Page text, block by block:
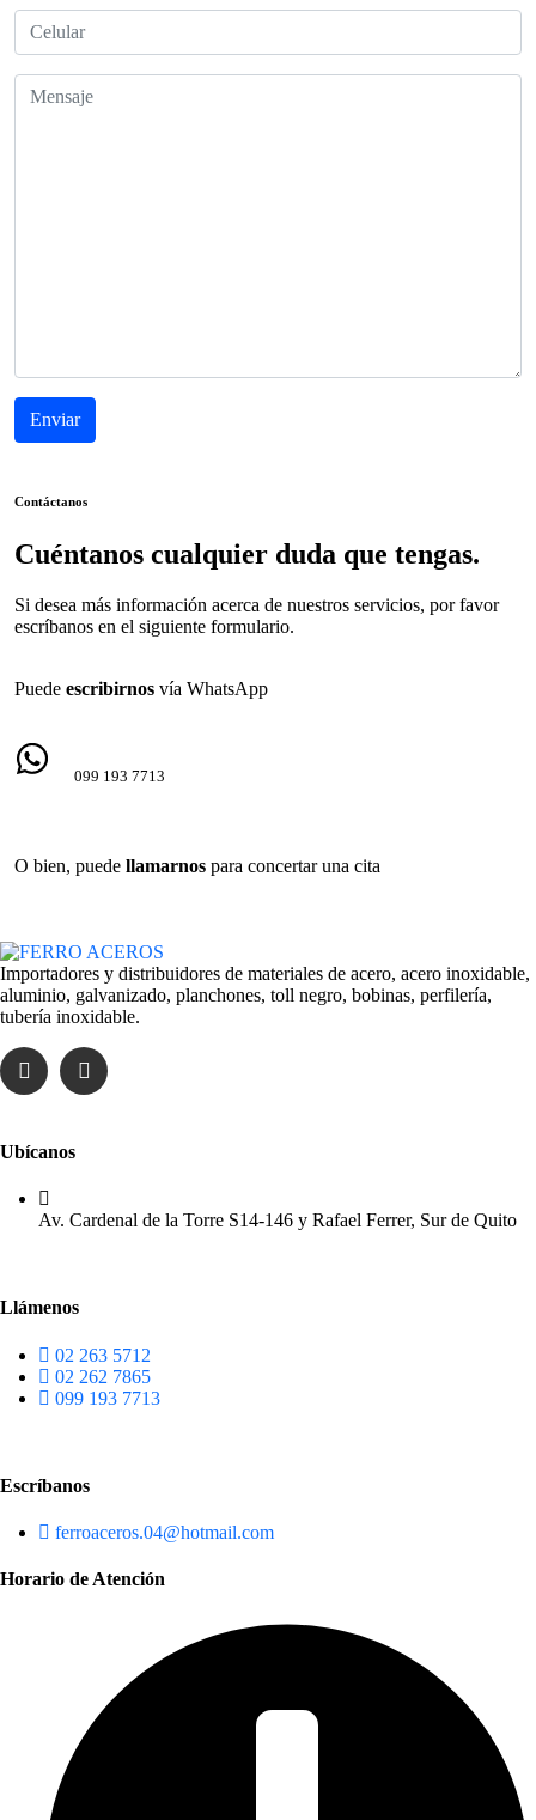
Contáctanos
Cuéntanos cualquier duda que tengas.
Si desea más información acerca de nuestros servicios, por favor
escríbanos en el siguiente formulario.
Puede escribirnos vía WhatsApp
099 193 7713
O bien, puede llamarnos para concertar una cita
Importadores y distribuidores de materiales de acero, acero inoxidable,
aluminio, galvanizado, planchones, toll negro, bobinas, perfilería,
tubería inoxidable.
Ubícanos
Av. Cardenal de la Torre S14-146 y Rafael Ferrer, Sur de Quito
Llámenos
02 263 5712
02 262 7865
099 193 7713
Escríbanos
ferroaceros.04@hotmail.com
Horario de Atención